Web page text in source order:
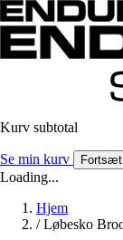
Kurv subtotal
Se min kurv Fortsæt
Loading...
Hjem
/ Løbesko